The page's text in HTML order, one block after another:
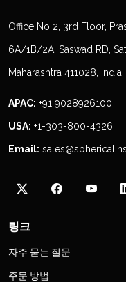
Office No 2, 3rd Floor,
6A/1B/2A, Saswad RD,
Maharashtra 411028, India
APAC: +91 9028926100
USA: +1-303-800-4326
Email:
링크
자주 묻는 질문
주문 방법